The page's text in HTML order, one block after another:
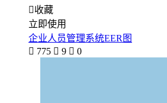
收藏
立即使用
企业人员管理系统EER图
 775  9  0